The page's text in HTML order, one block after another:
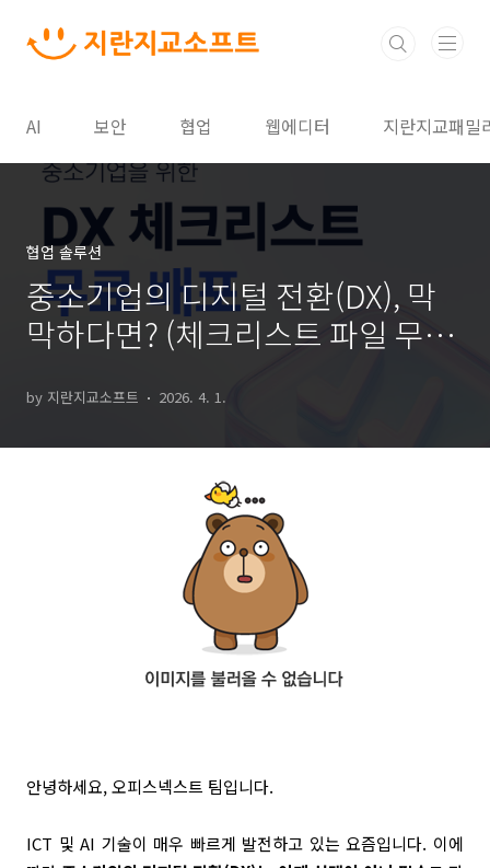
AI 보안 협업 웹에디터 지란지교패밀
협업 솔루션
중소기업의 디지털 전환(DX), 막
막하다면? (체크리스트 파일 무료
by 지란지교소프트 2026. 4. 1.
안녕하세요, 오피스넥스트 팀입니다.
ICT 및 AI 기술이 매우 빠르게 발전하고 있는 요즘입니다. 이에